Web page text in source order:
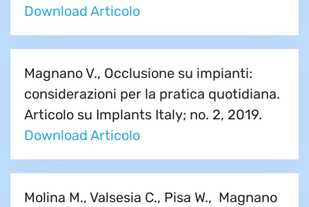
Download Articolo
Magnano V., Occlusione su impianti:
considerazioni per la pratica quotidiana.
Articolo su Implants Italy; no. 2, 2019.
Download Articolo
Molina M., Valsesia C., Pisa W., Magnano